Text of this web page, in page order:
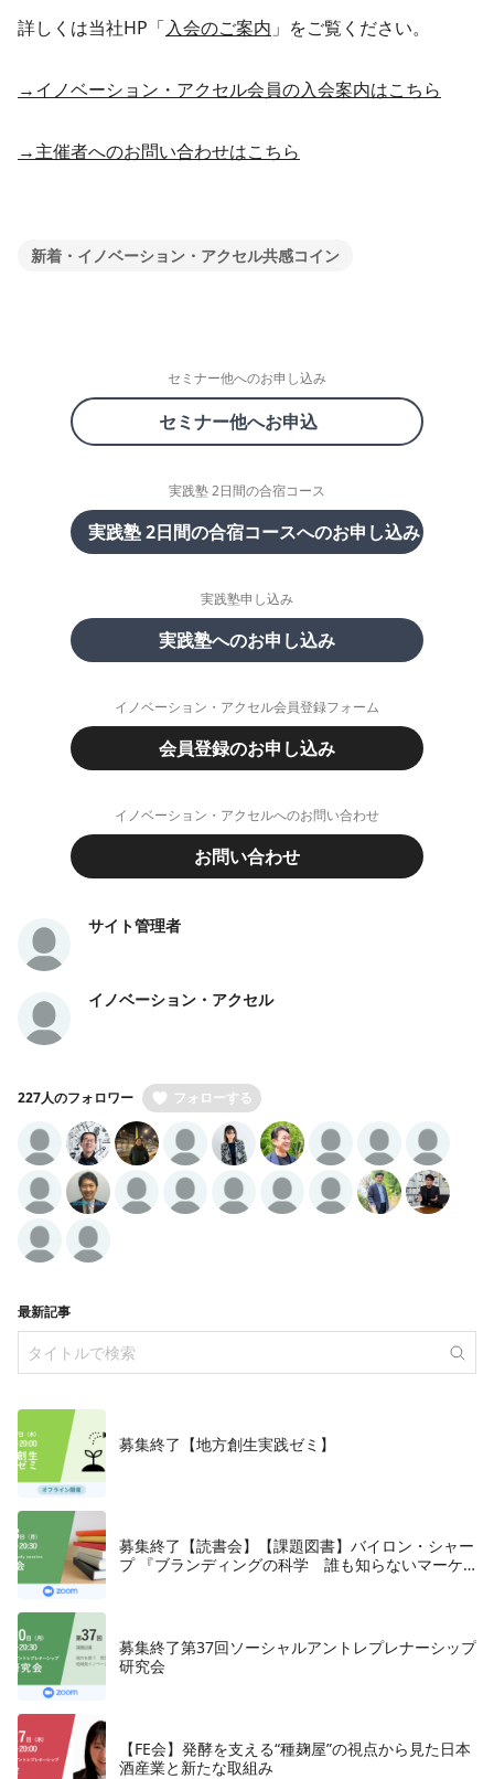
詳しくは当社HP「入会のご案内 」をご覧ください。
→イノベーション・アクセル会員の入会案内はこちら
→主催者へのお問い合わせはこちら
新着・イノベーション・アクセル共感コイン
セミナー他へのお申し込み
セミナー他へお申込
実践塾 2日間の合宿コース
実践塾 2日間の合宿コースへのお申し込み
実践塾申し込み
実践塾へのお申し込み
イノベーション・アクセル会員登録フォーム
会員登録のお申し込み
イノベーション・アクセルへのお問い合わせ
お問い合わせ
サイト管理者
イノベーション・アクセル
227人のフォロワー フォローする
最新記事
募集終了【地方創生実践ゼミ】
募集終了【読書会】【課題図書】バイロン・シャー
プ 『ブランディングの科学 誰も知らないマーケ
募集終了第37回ソーシャルアントレプレナーシップ
研究会
【FE会】発酵を支える“種麹屋”の視点から見た日本
酒産業と新たな取組み